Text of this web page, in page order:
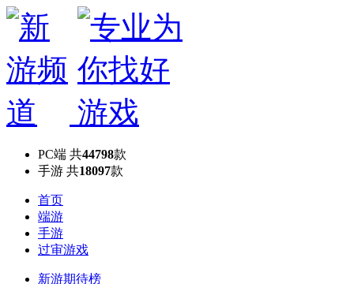
PC端 共44798款
手游 共18097款
首页
端游
手游
过审游戏
新游期待榜